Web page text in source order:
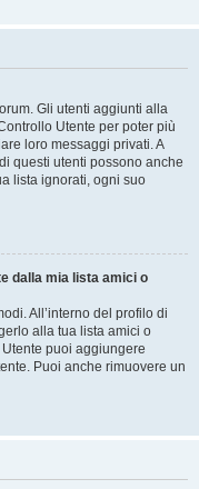
Gli utenti aggiunti alla
Utente per poter più
loro messaggi privati. A
questi utenti possono anche
lista ignorati, ogni suo
dalla mia lista amici o
All’interno del profilo di
alla tua lista amici o
puoi aggiungere
Puoi anche rimuovere un